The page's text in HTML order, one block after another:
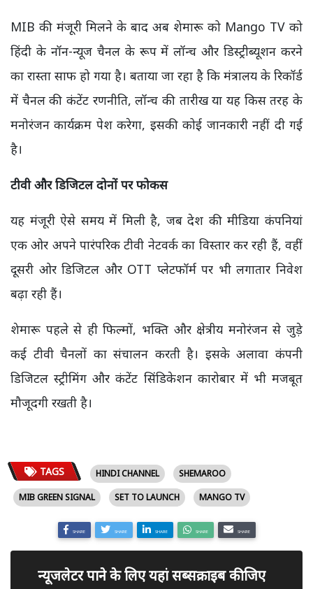
MIB की मंजूरी मिलने के बाद अब शेमारू को Mango TV को
हिंदी के नॉन-न्यूज चैनल के रूप में लॉन्च और डिस्ट्रीब्यूशन करने
का रास्ता साफ हो गया है। बताया जा रहा है कि मंत्रालय के रिकॉर्ड
में चैनल की कंटेंट रणनीति, लॉन्च की तारीख या यह किस तरह के
मनोरंजन कार्यक्रम पेश करेगा, इसकी कोई जानकारी नहीं दी गई
है।
टीवी और डिजिटल दोनों पर फोकस
यह मंजूरी ऐसे समय में मिली है, जब देश की मीडिया कंपनियां
एक ओर अपने पारंपरिक टीवी नेटवर्क का विस्तार कर रही हैं, वहीं
दूसरी ओर डिजिटल और OTT प्लेटफॉर्म पर भी लगातार निवेश
बढ़ा रही हैं।
शेमारू पहले से ही फिल्मों, भक्ति और क्षेत्रीय मनोरंजन से जुड़े
कई टीवी चैनलों का संचालन करती है। इसके अलावा कंपनी
डिजिटल स्ट्रीमिंग और कंटेंट सिंडिकेशन कारोबार में भी मजबूत
मौजूदगी रखती है।
TAGS HINDI CHANNEL
SHEMAROO
MIB GREEN SIGNAL
SET TO LAUNCH MANGO TV
SHARE SHARE SHARE SHARE SHARE
न्यूजलेटर पाने के लिए यहां सब्सक्राइब कीजिए